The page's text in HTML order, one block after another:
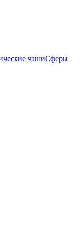
чашиСферы